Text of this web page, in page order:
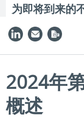
为即将到来的
2024年
概述